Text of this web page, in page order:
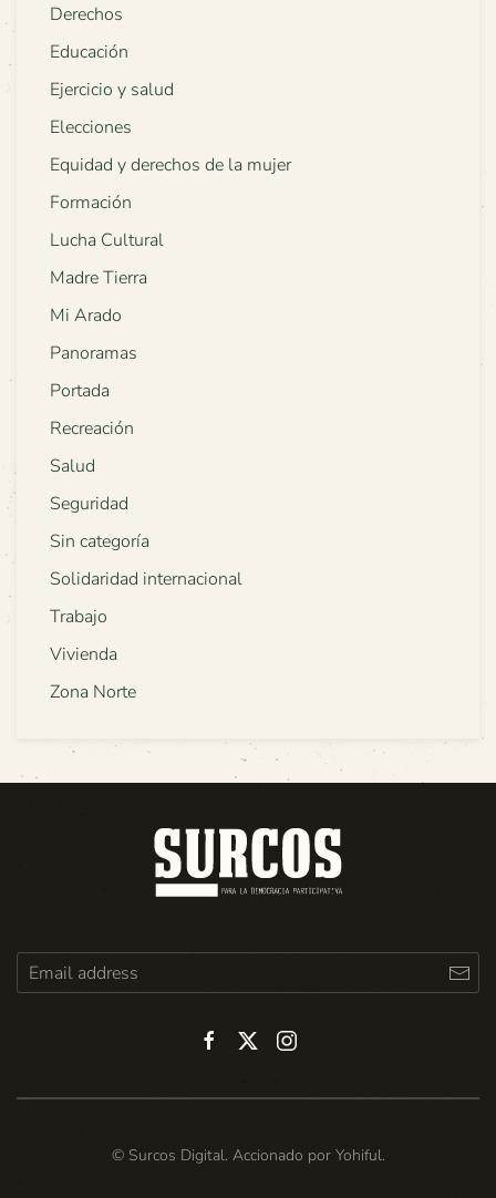
Derechos
Educación
Ejercicio y salud
Elecciones
Equidad y derechos de la mujer
Formación
Lucha Cultural
Madre Tierra
Mi Arado
Panoramas
Portada
Recreación
Salud
Seguridad
Sin categoría
Solidaridad internacional
Trabajo
Vivienda
Zona Norte
© Surcos Digital. Accionado por Yohiful.